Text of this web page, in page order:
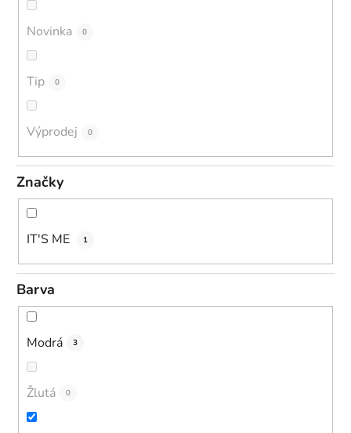
Novinka 0
Tip 0
Výprodej 0
Značky
IT'S ME 1
Barva
Modrá 3
Žlutá 0